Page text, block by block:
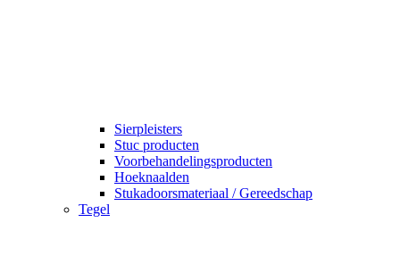
Sierpleisters
Stuc producten
Voorbehandelingsproducten
Hoeknaalden
Stukadoorsmateriaal / Gereedschap
Tegel